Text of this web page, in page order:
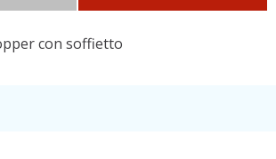
con soffietto